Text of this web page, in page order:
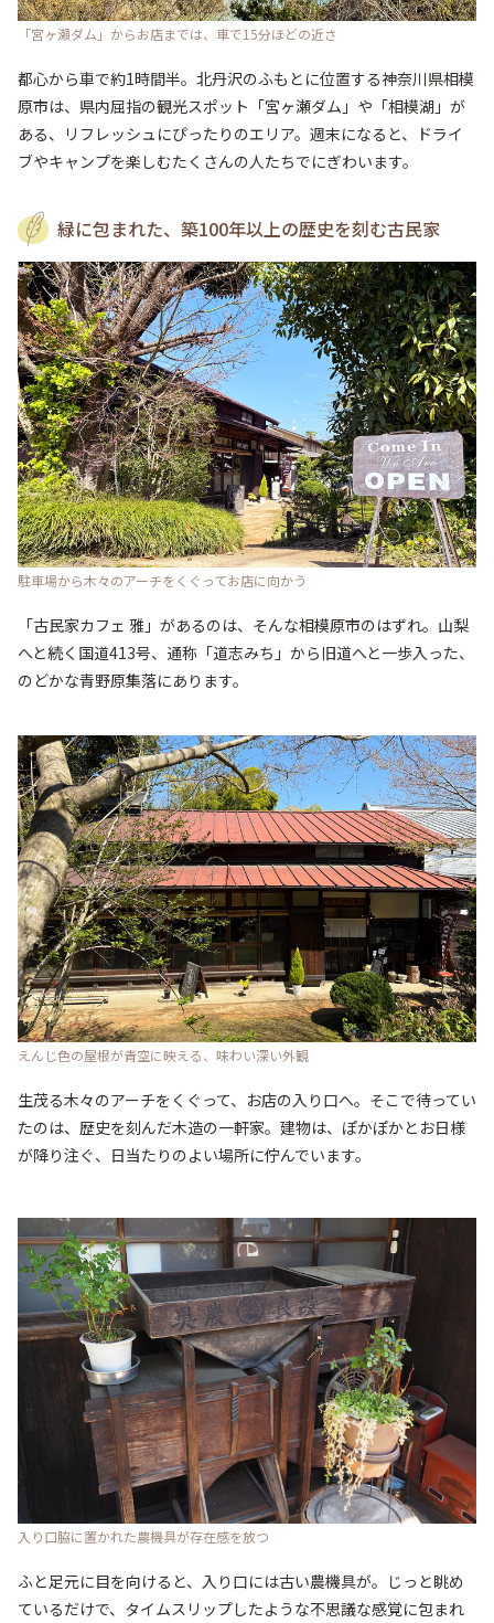
「宮ヶ瀬ダム」からお店までは、車で15分ほどの近さ
都心から車で約1時間半。北丹沢のふもとに位置する神奈川県相模
原市は、県内屈指の観光スポット「宮ヶ瀬ダム」や「相模湖」が
ある、リフレッシュにぴったりのエリア。週末になると、ドライ
ブやキャンプを楽しむたくさんの人たちでにぎわいます。
緑に包まれた、築100年以上の歴史を刻む古民家
駐車場から木々のアーチをくぐってお店に向かう
「古民家カフェ 雅」があるのは、そんな相模原市のはずれ。山梨
へと続く国道413号、通称「道志みち」から旧道へと一歩入った、
のどかな青野原集落にあります。
えんじ色の屋根が青空に映える、味わい深い外観
生茂る木々のアーチをくぐって、お店の入り口へ。そこで待ってい
たのは、歴史を刻んだ木造の一軒家。建物は、ぽかぽかとお日様
が降り注ぐ、日当たりのよい場所に佇んでいます。
入り口脇に置かれた農機具が存在感を放つ
ふと足元に目を向けると、入り口には古い農機具が。じっと眺め
ているだけで、タイムスリップしたような不思議な感覚に包まれ